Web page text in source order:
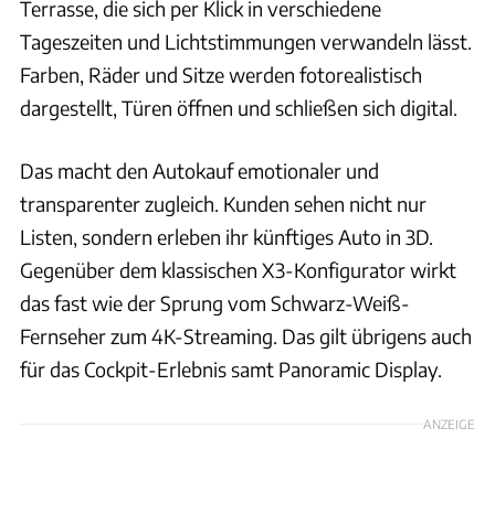
Terrasse, die sich per Klick in verschiedene
Tageszeiten und Lichtstimmungen verwandeln lässt.
Farben, Räder und Sitze werden fotorealistisch
dargestellt, Türen öffnen und schließen sich digital.
Das macht den Autokauf emotionaler und
transparenter zugleich. Kunden sehen nicht nur
Listen, sondern erleben ihr künftiges Auto in 3D.
Gegenüber dem klassischen X3-Konfigurator wirkt
das fast wie der Sprung vom Schwarz-Weiß-
Fernseher zum 4K-Streaming. Das gilt übrigens auch
für das Cockpit-Erlebnis samt Panoramic Display.
ANZEIGE